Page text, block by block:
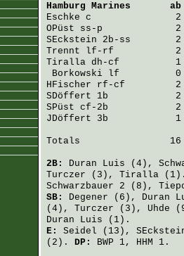
Hamburg Marines
ab
Eschke c               2
OPüst ss-p             2
SEckstein 2b-ss        2
Trennt lf-rf           2
Tiralla dh-cf          1
Borkowski lf          0
HFischer rf-cf         2
SDöffert 1b            2
SPüst cf-2b            2
JDöffert 3b            1
Totals                16
2B: Duran Luis (4),
Turczer (3), Tiralla
Schwarzbauer 2 (8),
SB: Degener (6), Duran
(4), Turczer (3), Uhde
Duran Luis (1).
E: Seidel (13),
(2). DP:
BWP 1, HHM 1.